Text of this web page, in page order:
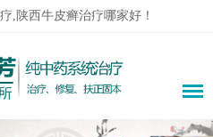
,陕西牛皮癣治疗哪家好！